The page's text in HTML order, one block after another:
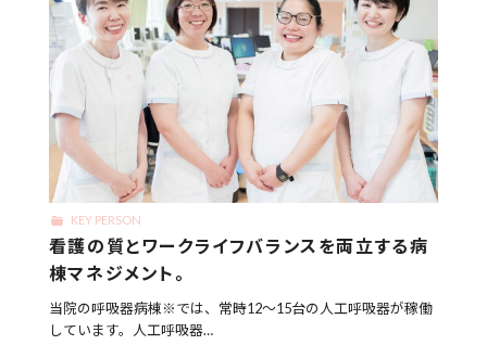
KEY PERSON
看護の質とワークライフバランスを両立する病
棟マネジメント。
当院の呼吸器病棟※では、常時12～15台の人工呼吸器が稼働
しています。人工呼吸器…